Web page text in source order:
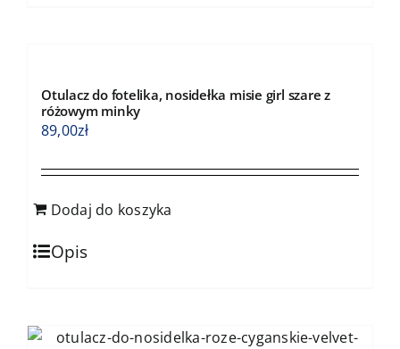
Otulacz do fotelika, nosidełka misie girl szare z
różowym minky
89,00zł
Dodaj do koszyka
Opis